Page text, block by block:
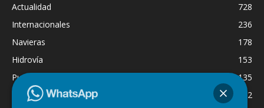
Actualidad
728
Internacionales
236
Navieras
178
Hidrovía
153
Puertos
135
Economía
132